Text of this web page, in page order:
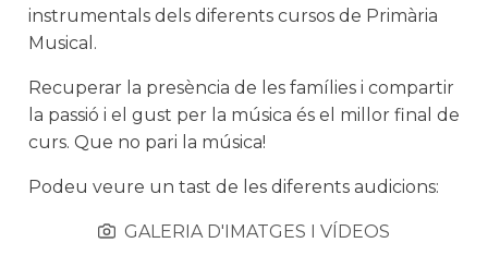
instrumentals dels diferents cursos de Primària
Musical.
Recuperar la presència de les famílies i compartir
la passió i el gust per la música és el millor final de
curs. Que no pari la música!
Podeu veure un tast de les diferents audicions:
GALERIA D'IMATGES I VÍDEOS